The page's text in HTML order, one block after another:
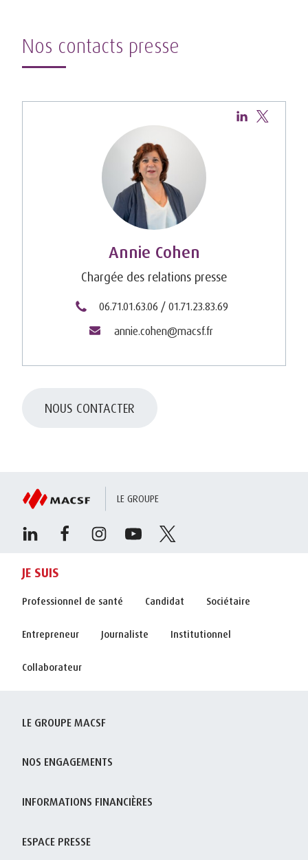
Nos contacts presse
Annie Cohen
Chargée des relations presse
06.71.01.63.06 / 01.71.23.83.69
annie.cohen@macsf.fr
NOUS CONTACTER
LE GROUPE
JE SUIS
Professionnel de santé Candidat Sociétaire
Entrepreneur Journaliste Institutionnel
Collaborateur
LE GROUPE MACSF
NOS ENGAGEMENTS
INFORMATIONS FINANCIÈRES
ESPACE PRESSE